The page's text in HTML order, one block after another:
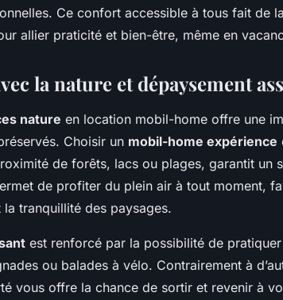
Ce confort accessible à tous fait de
allier praticité et bien-être, même en
la nature et dépaysement
nature en location mobil-home offre une
Choisir un mobil-home expérience
de forêts, lacs ou plages, garantit un
de profiter du plein air à tout moment,
tranquillité des paysages.
est renforcé par la possibilité de
ou balades à vélo. Contrairement à
vous offre la chance de sortir et revenir à